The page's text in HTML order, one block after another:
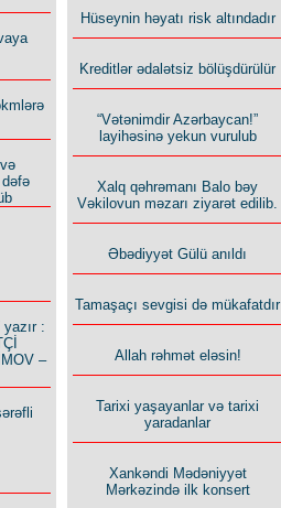
:
–
Hüseynin həyatı risk altındadır
Kreditlər ədalətsiz bölüşdürülür
“Vətənimdir Azərbaycan!”
layihəsinə yekun vurulub
Xalq qəhrəmanı Balo bəy
Vəkilovun məzarı ziyarət edilib.
Əbədiyyət Gülü anıldı
Tamaşaçı sevgisi də mükafatdır
Allah rəhmət eləsin!
Tarixi yaşayanlar və tarixi
yaradanlar
Xankəndi Mədəniyyət
Mərkəzində ilk konsert